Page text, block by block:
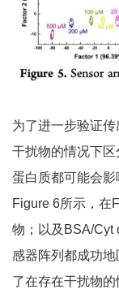
为了进一步验证
干扰物的情况下
蛋白质都可能会
Figure 6所示，在
物；以及BSA/Cyt
感器阵列都成功
了在存在干扰物的